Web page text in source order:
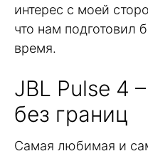
интерес с моей
что нам подготовил
время.
JBL Pulse 4
без границ
Самая любимая и